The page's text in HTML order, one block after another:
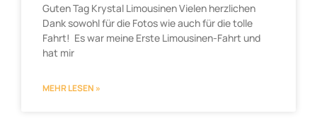
Guten Tag Krystal Limousinen Vielen herzlichen
Dank sowohl für die Fotos wie auch für die tolle
Fahrt! Es war meine Erste Limousinen-Fahrt und
hat mir
MEHR LESEN »